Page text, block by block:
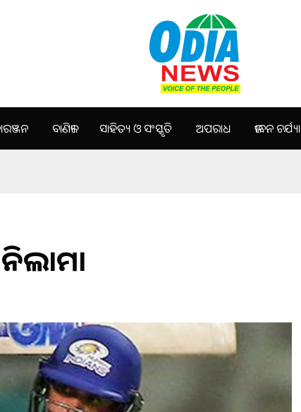
ବାଣିଜ୍ୟ ସାହିତ୍ୟ ଓ ସଂସ୍କୃତି ଅପରାଧ ଜୀବନ ଚର୍ଯ୍ୟା